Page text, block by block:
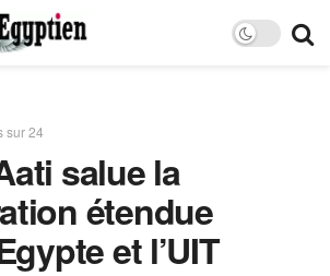
sur 24
salue la
étendue
et l’UIT